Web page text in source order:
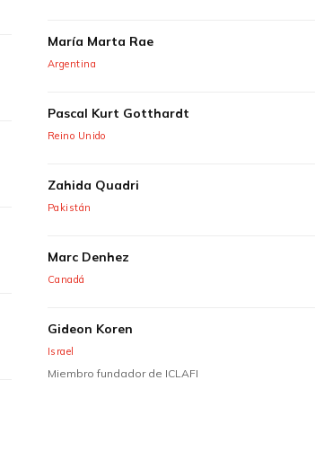
María Marta Rae
Argentina
Pascal Kurt Gotthardt
Reino Unido
Zahida Quadri
Pakistán
Marc Denhez
Canadá
Gideon Koren
Israel
Miembro fundador de ICLAFI